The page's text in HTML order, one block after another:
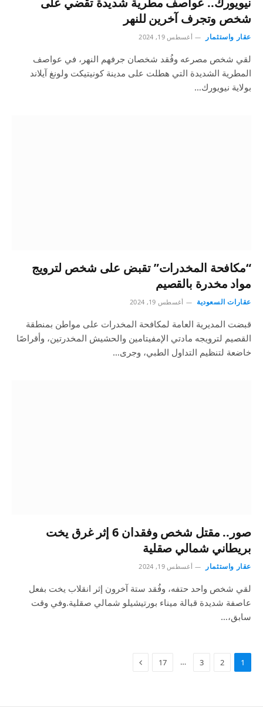
شخص وتجرف آخرين للنهر
عقار واستثمار أغسطس 19, 2024
لقي شخص مصرعه وفُقد شخصان جرفهم النهر، في عواصف
المطرية الشديدة التي هطلت على مدينة كونيتيكت ولونغ آيلاند
بولاية نيويورك…
“مكافحة المخدرات” تقبض على شخص لترويج
مواد مخدرة بالقصيم
عقارات السعودية أغسطس 19, 2024
قبضت المديرية العامة لمكافحة المخدرات على مواطن بمنطقة
القصيم لترويجه مادتي الإمفيتامين والحشيش المخدرتين، وأقراصًا
خاضعة لتنظيم التداول الطبي، وجرى…
صور.. مقتل شخص وفقدان 6 إثر غرق يخت
بريطاني شمالي صقلية
عقار واستثمار أغسطس 19, 2024
لقي شخص واحد حتفه، وفُقد ستة آخرون إثر انقلاب يخت بفعل
عاصفة شديدة قبالة ميناء بورتيشيلو شمالي صقلية.وفي وقت
سابق،…
1
2
3
…
17